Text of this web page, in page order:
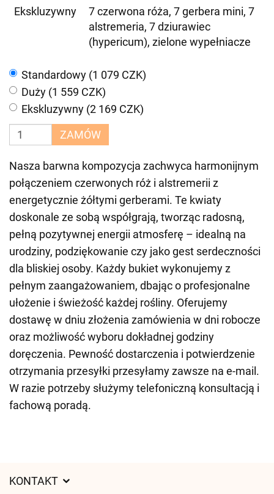
Ekskluzywny
7 czerwona róża, 7 gerbera mini, 7
alstremeria, 7 dziurawiec
(hypericum), zielone wypełniacze
Standardowy (1 079 CZK)
Duży (1 559 CZK)
Ekskluzywny (2 169 CZK)
ZAMÓW
Nasza barwna kompozycja zachwyca harmonijnym
połączeniem czerwonych róż i alstremerii z
energetycznie żółtymi gerberami. Te kwiaty
doskonale ze sobą współgrają, tworząc radosną,
pełną pozytywnej energii atmosferę – idealną na
urodziny, podziękowanie czy jako gest serdeczności
dla bliskiej osoby. Każdy bukiet wykonujemy z
pełnym zaangażowaniem, dbając o profesjonalne
ułożenie i świeżość każdej rośliny. Oferujemy
dostawę w dniu złożenia zamówienia w dni robocze
oraz możliwość wyboru dokładnej godziny
doręczenia. Pewność dostarczenia i potwierdzenie
otrzymania przesyłki przesyłamy zawsze na e-mail.
W razie potrzeby służymy telefoniczną konsultacją i
fachową poradą.
KONTAKT